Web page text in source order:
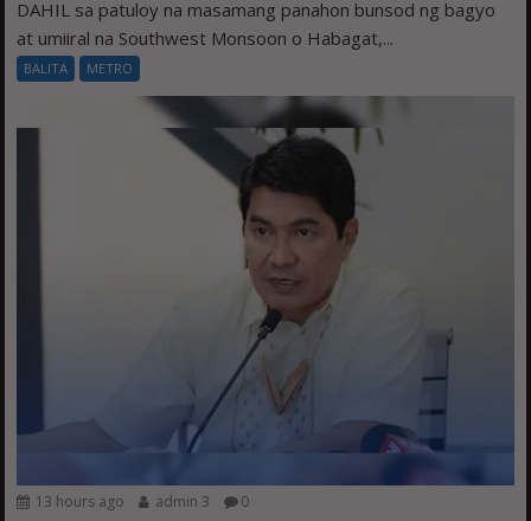
DAHIL sa patuloy na masamang panahon bunsod ng bagyo
at umiiral na Southwest Monsoon o Habagat,...
BALITA METRO
13 hours ago admin 3 0